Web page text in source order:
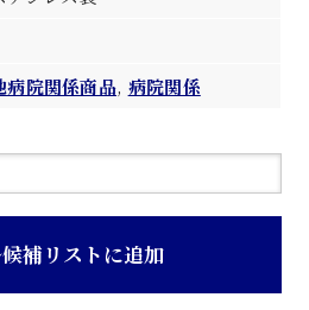
病院関係商品, 病院関係
補リストに追加